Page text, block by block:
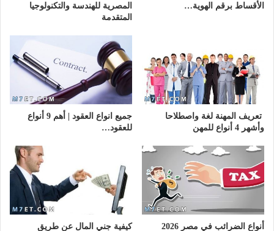
الأقساط برقم الهوية…
المصرية للهندسة والتكنولوجيا
المتقدمة
تعريف المهنة لغة واصطلاحا
وأشهر 4 أنواع للمهن
جميع انواع العقود | أهم 9 أنواع
للعقود…
أنواع الضرائب في مصر 2026
كيفية جني المال عن طريق